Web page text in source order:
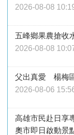
2026-08-08
五峰鄉果農搶
2026-08-08
父出真愛 楊梅
2026-08-06
高雄市民赴日享
奧市即日啟動景